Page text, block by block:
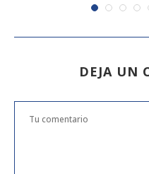
DEJA UN